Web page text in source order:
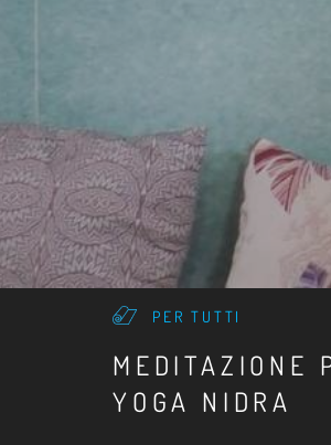
PER TUTTI
MEDITAZIONE
YOGA NIDRA